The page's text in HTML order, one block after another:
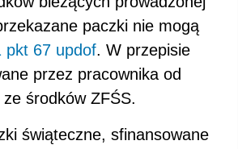
paczki nie mogą
pkt 67 updof. W przepisie
przez pracownika od
środków ZFŚS.
świąteczne, sfinansowane